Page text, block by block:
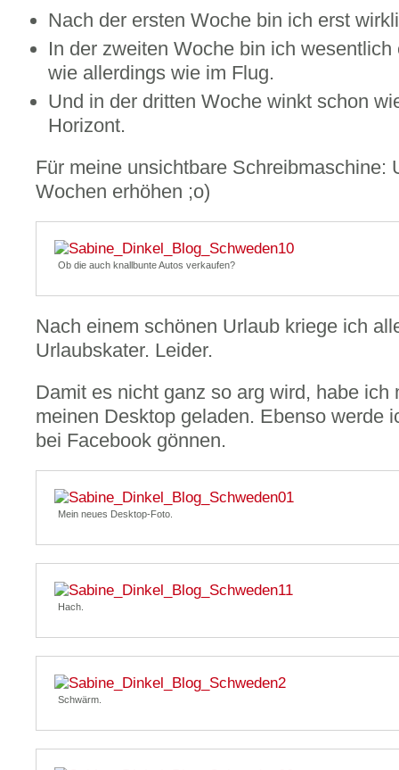
Nach der ersten Woche bin ich erst
In der zweiten Woche bin ich
wie allerdings wie im Flug.
Und in der dritten Woche winkt schon
Horizont.
Für meine unsichtbare Schreibmaschine:
Wochen erhöhen ;o)
Ob die auch knallbunte Autos verkaufen?
Nach einem schönen Urlaub kriege ich
Urlaubskater. Leider.
Damit es nicht ganz so arg wird, habe ich
meinen Desktop geladen. Ebenso werde
bei Facebook gönnen.
Mein neues Desktop-Foto.
Hach.
Schwärm.